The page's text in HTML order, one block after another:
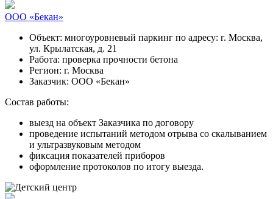
ООО «Бекан»
Объект: многоуровневый паркинг по адресу: г. Москва,
ул. Крылатская, д. 21
Работа: проверка прочности бетона
Регион: г. Москва
Заказчик: ООО «Бекан»
Состав работы:
выезд на объект Заказчика по договору
проведение испытаний методом отрыва со скалыванием
и ультразвуковым методом
фиксация показателей приборов
оформление протоколов по итогу выезда.